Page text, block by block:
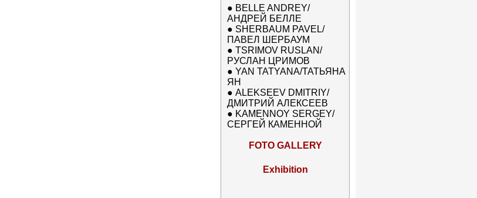
● BELLE ANDREY/
АНДРЕЙ БЕЛЛЕ
● SHERBAUM PAVEL/
ПАВЕЛ ШЕРБАУМ
● TSRIMOV RUSLAN/
РУСЛАН ЦРИМОВ
● YAN TATYANA/ТАТЬЯНА
ЯН
● ALEKSEEV DMITRIY/
ДМИТРИЙ АЛЕКСЕЕВ
● KAMENNOY SERGEY/
СЕРГЕЙ КАМЕННОЙ
FOTO GALLERY
Exhibition